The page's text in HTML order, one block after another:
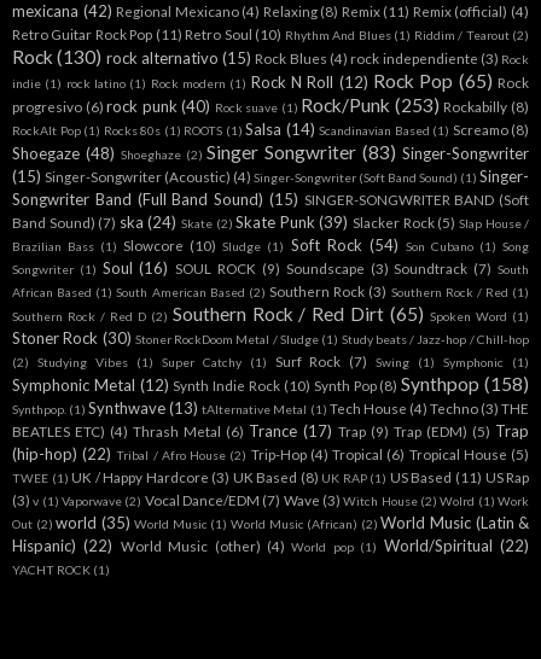
mexicana (42) Regional Mexicano (4) Relaxing (8) Remix (11) Remix (official) (4)
Retro Guitar Rock Pop (11) Retro Soul (10) Rhythm And Blues (1) Riddim / Tearout (2)
Rock (130) rock alternativo (15) Rock Blues (4) rock independiente (3) Rock
indie (1) rock latino (1) Rock modern (1) Rock N Roll (12) Rock Pop (65) Rock
progresivo (6) rock punk (40) Rock suave (1) Rock/Punk (253) Rockabilly (8)
RockAlt Pop (1) Rocks 80s (1) ROOTS (1) Salsa (14) Scandinavian Based (1) Screamo (8)
Shoegaze (48) Shoeghaze (2) Singer Songwriter (83) Singer-Songwriter
(15) Singer-Songwriter (Acoustic) (4) Singer-Songwriter (Soft Band Sound) (1) Singer-
Songwriter Band (Full Band Sound) (15) SINGER-SONGWRITER BAND (Soft
Band Sound) (7) ska (24) Skate (2) Skate Punk (39) Slacker Rock (5) Slap House /
Brazilian Bass (1) Slowcore (10) Sludge (1) Soft Rock (54) Son Cubano (1) Song
Songwriter (1) Soul (16) SOUL ROCK (9) Soundscape (3) Soundtrack (7) South
African Based (1) South American Based (2) Southern Rock (3) Southern Rock / Red (1)
Southern Rock / Red D (2) Southern Rock / Red Dirt (65) Spoken Word (1)
Stoner Rock (30) Stoner RockDoom Metal / Sludge (1) Study beats / Jazz-hop / Chill-hop
(2)
Studying Vibes (1) Super Catchy (1) Surf Rock (7) Swing (1) Symphonic (1)
Symphonic Metal (12) Synth Indie Rock (10) Synth Pop (8) Synthpop (158)
Synthpop. (1) Synthwave (13) tAlternative Metal (1) Tech House (4) Techno (3) THE
BEATLES ETC) (4) Thrash Metal (6) Trance (17) Trap (9) Trap (EDM) (5) Trap
(hip-hop) (22) Tribal / Afro House (2) Trip-Hop (4) Tropical (6) Tropical House (5)
TWEE (1) UK / Happy Hardcore (3) UK Based (8) UK RAP (1) US Based (11) US Rap
(3) v (1) Vaporwave (2) Vocal Dance/EDM (7) Wave (3) Witch House (2) Wolrd (1) Work
Out (2) world (35) World Music (1) World Music (African) (2) World Music (Latin &
Hispanic) (22) World Music (other) (4) World pop (1) World/Spiritual (22)
YACHT ROCK (1)